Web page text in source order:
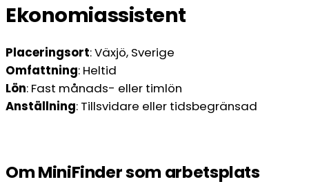
Ekonomiassistent
Placeringsort: Växjö, Sverige
Omfattning: Heltid
Lön: Fast månads- eller timlön
Anställning: Tillsvidare eller tidsbegränsad
Om MiniFinder som arbetsplats